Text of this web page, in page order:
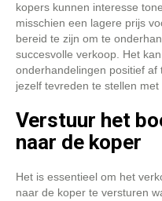
kopers kunnen interesse
misschien een lagere prijs
bereid te zijn om te
succesvolle verkoop. Het
onderhandelingen positief
jezelf tevreden te stellen met
Verstuur het
naar de koper
Het is essentieel om het
naar de koper te versturen